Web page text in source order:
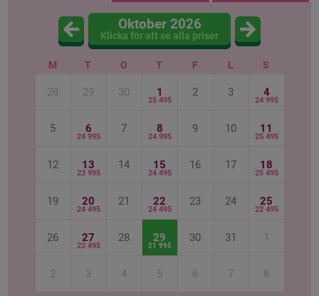
Oktober 2026
Klicka för att se alla priser
M T O T F L S
28 29 30 1
25 495
2 3 4
24 995
5 6
24 995
7 8
24 995
9 10 11
25 495
12 13
23 995
14 15
24 495
16 17 18
25 495
19 20
24 495
21 22
24 495
23 24 25
22 495
26 27
22 495
28 29
21 995
30 31 1
2 3 4 5 6 7 8